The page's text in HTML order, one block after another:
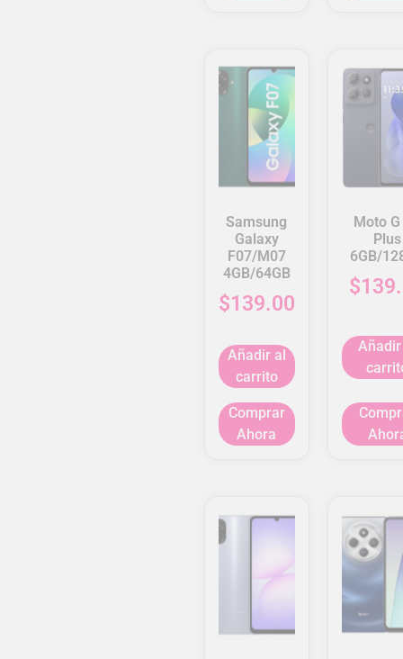
Samsung
Galaxy
F07/M07
4GB/64GB
$139.00
Añadir al
carrito
Comprar
Ahora
Moto G
Plus
6GB/
$